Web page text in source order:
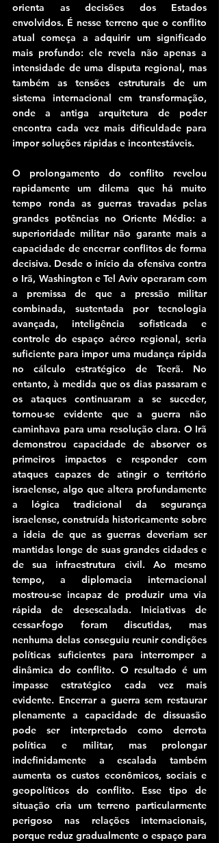
orienta as decisões dos Estados
envolvidos. É nesse terreno que o conflito
atual começa a adquirir um significado
mais profundo: ele revela não apenas a
intensidade de uma disputa regional, mas
também as tensões estruturais de um
sistema internacional em transformação,
onde a antiga arquitetura de poder
encontra cada vez mais dificuldade para
impor soluções rápidas e incontestáveis.
O prolongamento do conflito revelou
rapidamente um dilema que há muito
tempo ronda as guerras travadas pelas
grandes potências no Oriente Médio: a
superioridade militar não garante mais a
capacidade de encerrar conflitos de forma
decisiva. Desde o início da ofensiva contra
o Irã, Washington e Tel Aviv operaram com
a premissa de que a pressão militar
combinada, sustentada por tecnologia
avançada, inteligência sofisticada e
controle do espaço aéreo regional, seria
suficiente para impor uma mudança rápida
no cálculo estratégico de Teerã. No
entanto, à medida que os dias passaram e
os ataques continuaram a se suceder,
tornou-se evidente que a guerra não
caminhava para uma resolução clara. O Irã
demonstrou capacidade de absorver os
primeiros impactos e responder com
ataques capazes de atingir o território
israelense, algo que altera profundamente
a lógica tradicional da segurança
israelense, construída historicamente sobre
a ideia de que as guerras deveriam ser
mantidas longe de suas grandes cidades e
de sua infraestrutura civil. Ao mesmo
tempo, a diplomacia internacional
mostrou-se incapaz de produzir uma via
rápida de desescalada. Iniciativas de
cessar-fogo foram discutidas, mas
nenhuma delas conseguiu reunir condições
políticas suficientes para interromper a
dinâmica do conflito. O resultado é um
impasse estratégico cada vez mais
evidente. Encerrar a guerra sem restaurar
plenamente a capacidade de dissuasão
pode ser interpretado como derrota
política e militar, mas prolongar
indefinidamente a escalada também
aumenta os custos econômicos, sociais e
geopolíticos do conflito. Esse tipo de
situação cria um terreno particularmente
perigoso nas relações internacionais,
porque reduz gradualmente o espaço para